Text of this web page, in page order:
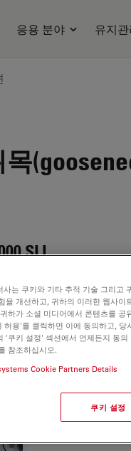
응용 분야 유지관
SLI
OR FLYER
Leica LED3000-
사는 쿠키와 기타 추적 기술 그리고
을 개선하고, 귀하의 이러한 웹사
하가 소셜 미디어에서 콘텐츠를
허용'를 클릭하면 이에 동의하고,
'쿠키 설정' 섹션에서 언제든지 동
참조하십시오.
Cookie Partners Details
쿠키 설정